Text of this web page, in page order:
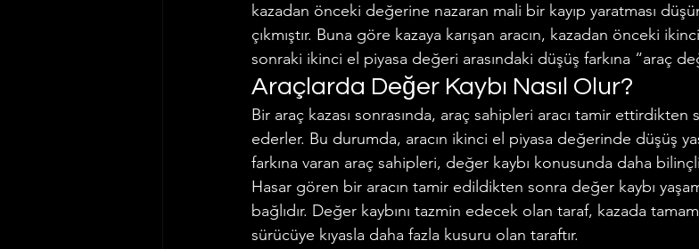
kazadan önceki değerine nazaran mali bir kayıp yaratması
çıkmıştır. Buna göre kazaya karışan aracın, kazadan önceki
sonraki ikinci el piyasa değeri arasındaki düşüş farkına “araç
Araçlarda Değer Kaybı Nasıl Olur?
Bir araç kazası sonrasında, araç sahipleri aracı tamir
ederler. Bu durumda, aracın ikinci el piyasa değerinde düşüş
farkına varan araç sahipleri, değer kaybı konusunda daha
Hasar gören bir aracın tamir edildikten sonra değer kaybı
bağlıdır. Değer kaybını tazmin edecek olan taraf, kazada
sürücüye kıyasla daha fazla kusuru olan taraftır.